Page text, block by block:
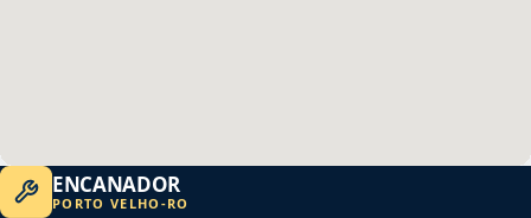
ENCANADOR
PORTO VELHO -RO